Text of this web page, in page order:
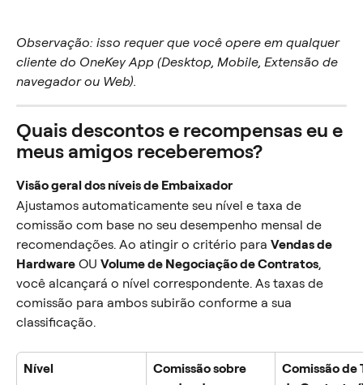
Observação: isso requer que você opere em qualquer
cliente do OneKey App (Desktop, Mobile, Extensão de
navegador ou Web).
Quais descontos e recompensas eu e
meus amigos receberemos?
Visão geral dos níveis de Embaixador
Ajustamos automaticamente seu nível e taxa de
comissão com base no seu desempenho mensal de
recomendações. Ao atingir o critério para Vendas de
Hardware OU Volume de Negociação de Contratos,
você alcançará o nível correspondente. As taxas de
comissão para ambos subirão conforme a sua
classificação.
Nível
Comissão sobre
Comissão de